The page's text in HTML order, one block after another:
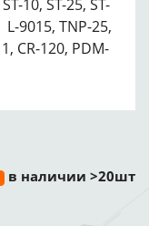
10, ST-25, ST-
L-9015, TNP-25,
CR-120, PDM-
в наличии >20шт